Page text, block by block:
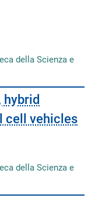
della Scienza e
hybrid
cell vehicles
della Scienza e